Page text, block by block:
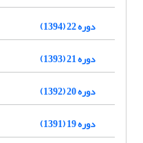
دوره 22 (1394)
دوره 21 (1393)
دوره 20 (1392)
دوره 19 (1391)